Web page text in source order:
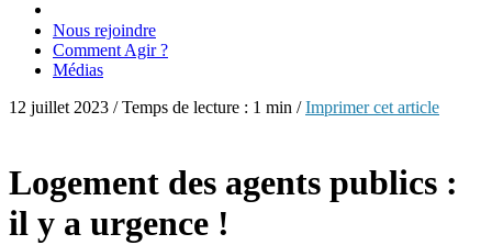
Nous rejoindre
Comment Agir ?
Médias
12 juillet 2023 / Temps de lecture : 1 min /Imprimer cet article
Logement des agents publics :
il y a urgence !